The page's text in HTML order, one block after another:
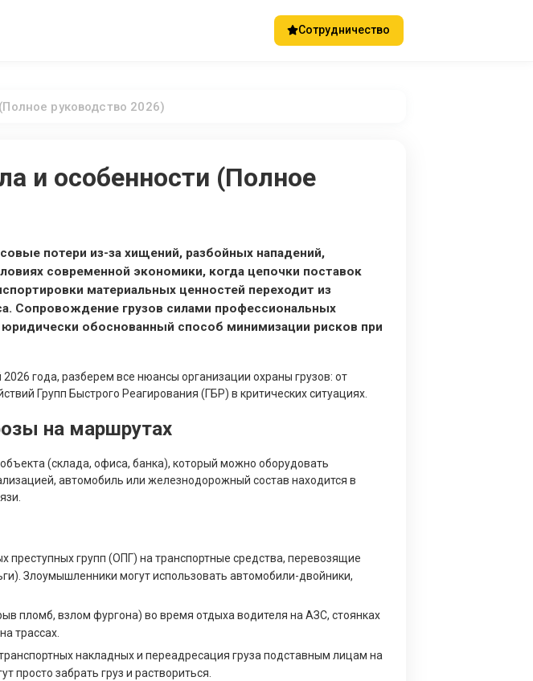
Сотрудничество
руководство 2026)
и особенности (Полное
потери из-за хищений, разбойных нападений,
современной экономики, когда цепочки поставок
материальных ценностей переходит из
Сопровождение грузов силами профессиональных
обоснованный способ минимизации рисков при
года, разберем все нюансы организации охраны грузов: от
Групп Быстрого Реагирования (ГБР) в критических ситуациях.
на маршрутах
(склада, офиса, банка), который можно оборудовать
автомобиль или железнодорожный состав находится в
преступных групп (ОПГ) на транспортные средства, перевозящие
Злоумышленники могут использовать автомобили-двойники,
пломб, взлом фургона) во время отдыха водителя на АЗС, стоянках
трассах.
накладных и переадресация груза подставным лицам на
просто забрать груз и раствориться.